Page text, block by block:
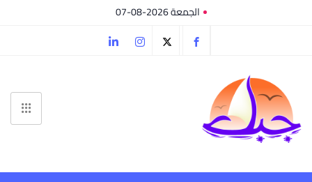
الجمعة 2026-08-07